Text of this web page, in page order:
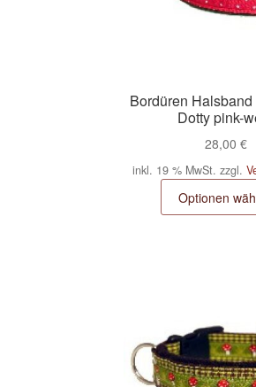
Bordüren
Dotty pink-
28,00 €
inkl. 19 % MwSt. zzgl.
Optionen